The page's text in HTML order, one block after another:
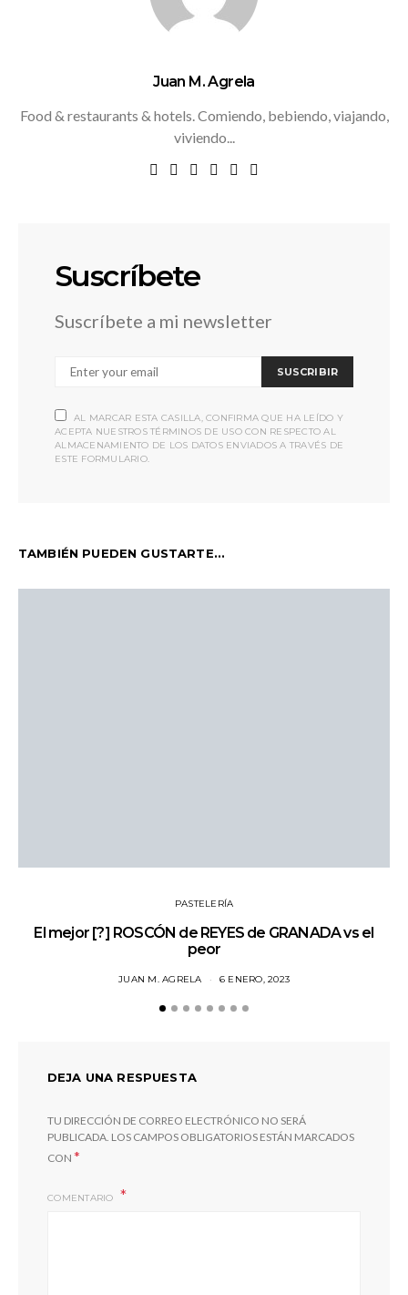
Juan M. Agrela
Food & restaurants & hotels. Comiendo, bebiendo, viajando,
viviendo...
Suscríbete
Suscríbete a mi newsletter
SUSCRIBIR
AL MARCAR ESTA CASILLA, CONFIRMA QUE HA LEÍDO Y
ACEPTA NUESTROS TÉRMINOS DE USO CON RESPECTO AL
ALMACENAMIENTO DE LOS DATOS ENVIADOS A TRAVÉS DE
ESTE FORMULARIO.
TAMBIÉN PUEDEN GUSTARTE...
PASTELERÍA
El mejor [?] ROSCÓN de REYES de GRANADA vs el
peor
JUAN M. AGRELA 6 ENERO, 2023
DEJA UNA RESPUESTA
TU DIRECCIÓN DE CORREO ELECTRÓNICO NO SERÁ
PUBLICADA. LOS CAMPOS OBLIGATORIOS ESTÁN MARCADOS
CON *
COMENTARIO